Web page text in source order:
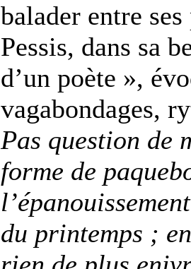
balader entre
Pessis, dans sa
d’un poète »,
vagabondages,
Pas question de
forme de
du printemps ;